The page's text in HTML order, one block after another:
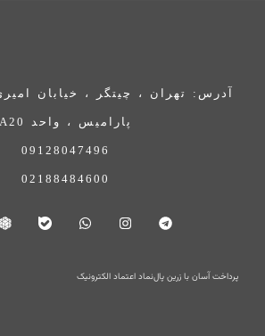
آدرس: تهران ، چیتگر ، خیابان
پارامیس ، واحد A20
09128047496
02188484600
پرداخت آسان با زرین پالنماد اعتماد الکترونیک